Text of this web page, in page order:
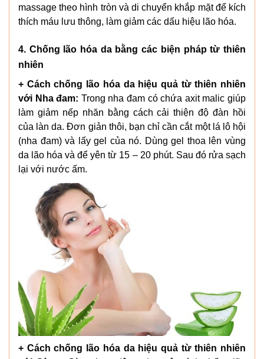
massage theo hình tròn và di chuyển khắp mặt để kích
thích máu lưu thông, làm giảm các dấu hiệu lão hóa.
4. Chống lão hóa da bằng các biện pháp từ thiên
nhiên
+ Cách chống lão hóa da hiệu quả từ thiên nhiên
với Nha đam: Trong nha đam có chứa axit malic giúp
làm giảm nếp nhăn bằng cách cải thiện độ đàn hồi
của làn da. Đơn giản thôi, bạn chỉ cần cắt một lá lô hội
(nha đam) và lấy gel của nó. Dùng gel thoa lên vùng
da lão hóa và để yên từ 15 – 20 phút. Sau đó rửa sạch
lại với nước ấm.
+ Cách chống lão hóa da hiệu quả từ thiên nhiên